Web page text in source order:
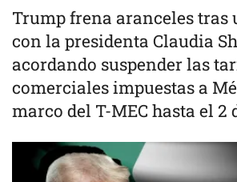
Trump frena aranceles tras
con la presidenta Claudia
acordando suspender las
comerciales impuestas a
marco del T-MEC hasta el 2